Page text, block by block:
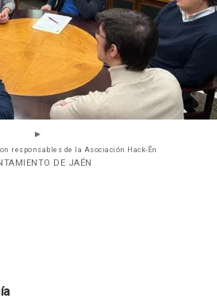
responsables de la Asociación Hack-Én
DE JAÉN